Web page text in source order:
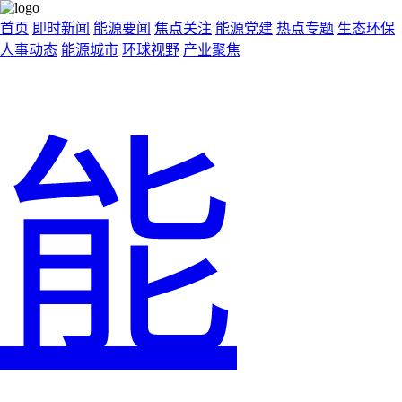
首页 即时新闻 能源要闻 焦点关注 能源党建 热点专题 生态环保
人事动态 能源城市 环球视野 产业聚焦
能